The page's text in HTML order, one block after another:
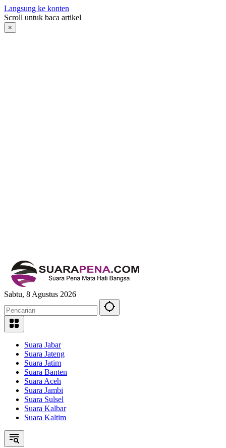
Langsung ke konten
Scroll untuk baca artikel
×
Sabtu, 8 Agustus 2026
Suara Jabar
Suara Jateng
Suara Jatim
Suara Banten
Suara Aceh
Suara Jambi
Suara Sulsel
Suara Kalbar
Suara Kaltim